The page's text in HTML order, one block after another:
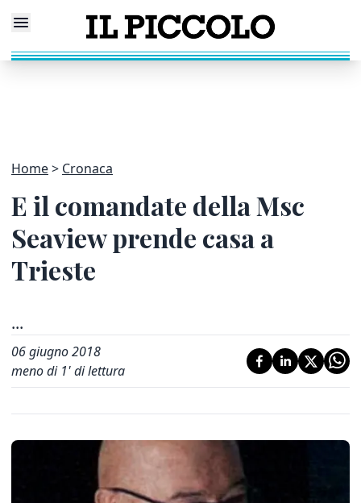
Home Cronaca
E il comandate della Msc
Seaview prende casa a
Trieste
...
06 giugno 2018
meno di 1' di lettura